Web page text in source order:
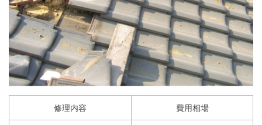
修理内容 費用相場